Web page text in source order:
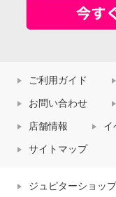
ご利用ガイド
お問い合わせ
店舗情報 イ
サイトマップ
ジュピターショッ